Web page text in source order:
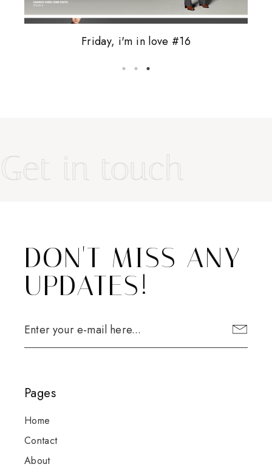
vale tudo.
5 coisas que odeio
Friday, i'm in love #16
Get in touch
DON'T MISS ANY
UPDATES!
Pages
Home
Contact
About